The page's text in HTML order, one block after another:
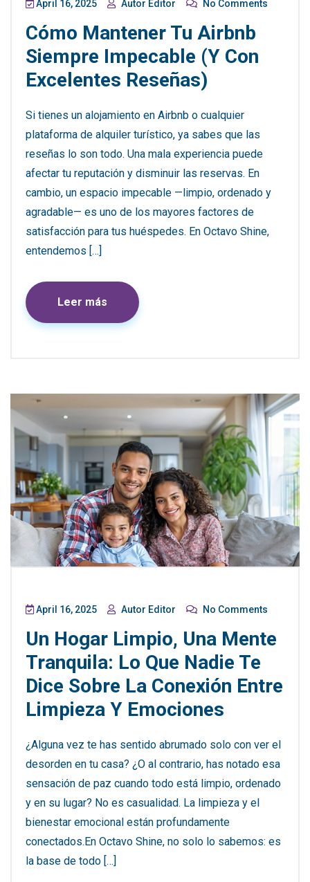
April 16, 2025 Autor Editor No Comments
Cómo Mantener Tu Airbnb
Siempre Impecable (y Con
Excelentes Reseñas)
Si tienes un alojamiento en Airbnb o cualquier
plataforma de alquiler turístico, ya sabes que las
reseñas lo son todo. Una mala experiencia puede
afectar tu reputación y disminuir las reservas. En
cambio, un espacio impecable —limpio, ordenado y
agradable— es uno de los mayores factores de
satisfacción para tus huéspedes. En Octavo Shine,
entendemos […]
Leer más
April 16, 2025 Autor Editor No Comments
Un Hogar Limpio, Una Mente
Tranquila: Lo Que Nadie Te
Dice Sobre La Conexión Entre
Limpieza Y Emociones
¿Alguna vez te has sentido abrumado solo con ver el
desorden en tu casa? ¿O al contrario, has notado esa
sensación de paz cuando todo está limpio, ordenado
y en su lugar? No es casualidad. La limpieza y el
bienestar emocional están profundamente
conectados.En Octavo Shine, no solo lo sabemos: es
la base de todo […]